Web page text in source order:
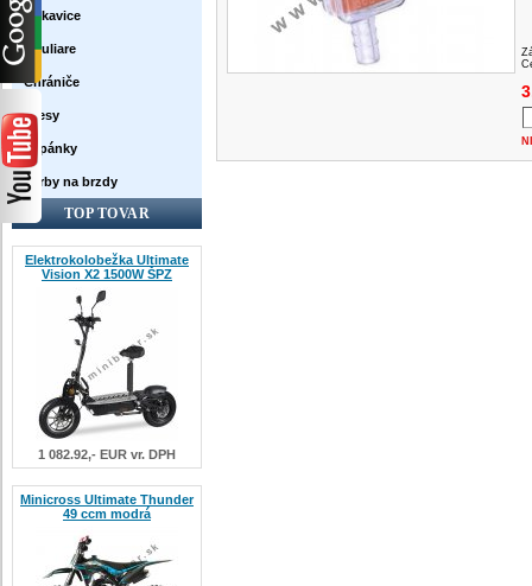
Rukavice
Okuliare
Chrániče
Dresy
Topánky
Farby na brzdy
TOP TOVAR
Elektrokolobežka Ultimate
Vision X2 1500W ŠPZ
1 082.92,- EUR vr. DPH
Minicross Ultimate Thunder
49 ccm modrá